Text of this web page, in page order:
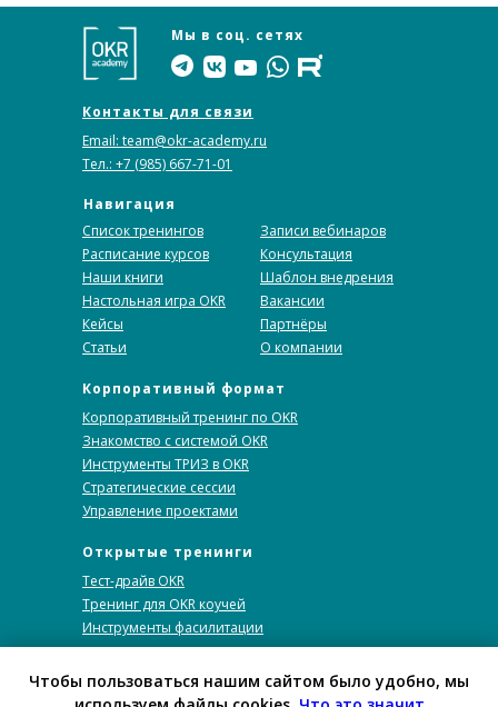
Навигация
Корпоративный формат
Открытые тренинги
Контакты для связи
Мы в соц. сетях
Политика в отношении обработки ПД
Тест-драйв OKR
Тренинг для OKR коучей
Инструменты фасилитации
Инструменты ТРИЗ в OKR
Знакомство с системой OKR
Стратегические сессии
Управление проектами
Корпоративный тренинг по OKR
Список тренингов
Статьи
Расписание курсов
Записи вебинаров
Кейсы
Шаблон внедрения
Вакансии
Партнёры
О компании
Консультация
Настольная игра OKR
Наши книги
Тел.: +7 (985) 667-71-01
Email: team@okr-academy.ru
документы
Чтобы пользоваться нашим сайтом было удобно, мы